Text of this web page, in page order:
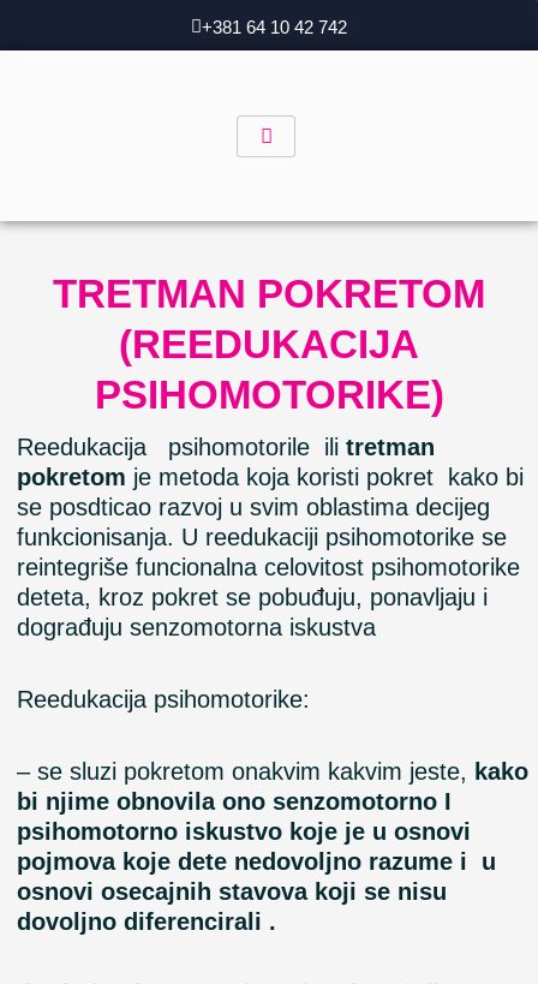
+381 64 10 42 742
TRETMAN POKRETOM
(REEDUKACIJA
PSIHOMOTORIKE)
Reedukacija psihomotorile ili tretman
pokretom je metoda koja koristi pokret kako bi
se posdticao razvoj u svim oblastima decijeg
funkcionisanja. U reedukaciji psihomotorike se
reintegriše funcionalna celovitost psihomotorike
deteta, kroz pokret se pobuđuju, ponavljaju i
dograđuju senzomotorna iskustva
Reedukacija psihomotorike:
– se sluzi pokretom onakvim kakvim jeste, kako
bi njime obnovila ono senzomotorno I
psihomotorno iskustvo koje je u osnovi
pojmova koje dete nedovoljno razume i u
osnovi osecajnih stavova koji se nisu
dovoljno diferencirali .